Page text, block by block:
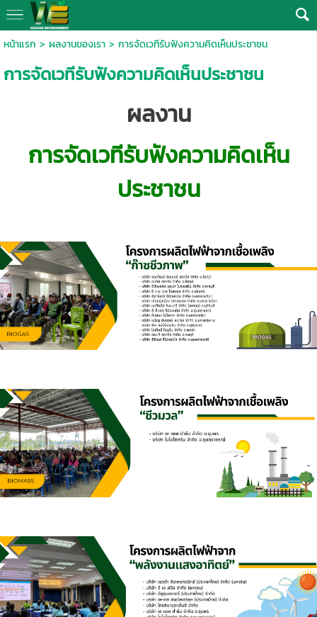
หน้าแรก > ผลงานของเรา> การจัดเวทีรับฟังความคิดเห็นประชาชน
การจัดเวทีรับฟังความคิดเห็นประชาชน
ผลงาน
การจัดเวทีรับฟังความคิดเห็น
ประชาชน